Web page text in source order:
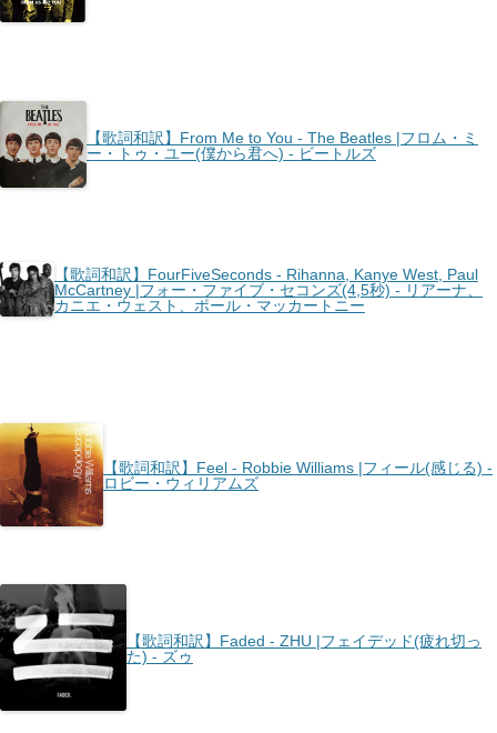
【歌詞和訳】From Me to You - The Beatles |フロム・ミ
ー・トゥ・ユー(僕から君へ) - ビートルズ
【歌詞和訳】FourFiveSeconds - Rihanna, Kanye West, Paul
McCartney |フォー・ファイブ・セコンズ(4,5秒) - リアーナ、
カニエ・ウェスト、ポール・マッカートニー
【歌詞和訳】Feel - Robbie Williams |フィール(感じる) -
ロビー・ウィリアムズ
【歌詞和訳】Faded - ZHU |フェイデッド(疲れ切っ
た) - ズゥ